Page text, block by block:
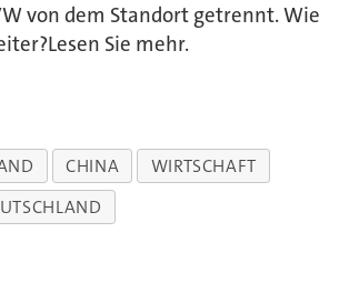
von dem Standort getrennt. Wie
Sie mehr.
CHINA
WIRTSCHAFT